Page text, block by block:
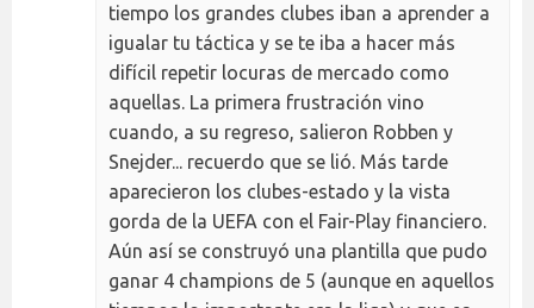
tiempo los grandes clubes iban a aprender a
igualar tu táctica y se te iba a hacer más
difícil repetir locuras de mercado como
aquellas. La primera frustración vino
cuando, a su regreso, salieron Robben y
Snejder... recuerdo que se lió. Más tarde
aparecieron los clubes-estado y la vista
gorda de la UEFA con el Fair-Play financiero.
Aún así se construyó una plantilla que pudo
ganar 4 champions de 5 (aunque en aquellos